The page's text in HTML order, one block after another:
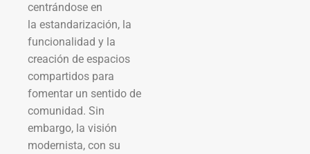
centrándose en
la estandarización, la
funcionalidad y la
creación de espacios
compartidos para
fomentar un sentido de
comunidad. Sin
embargo, la visión
modernista, con su